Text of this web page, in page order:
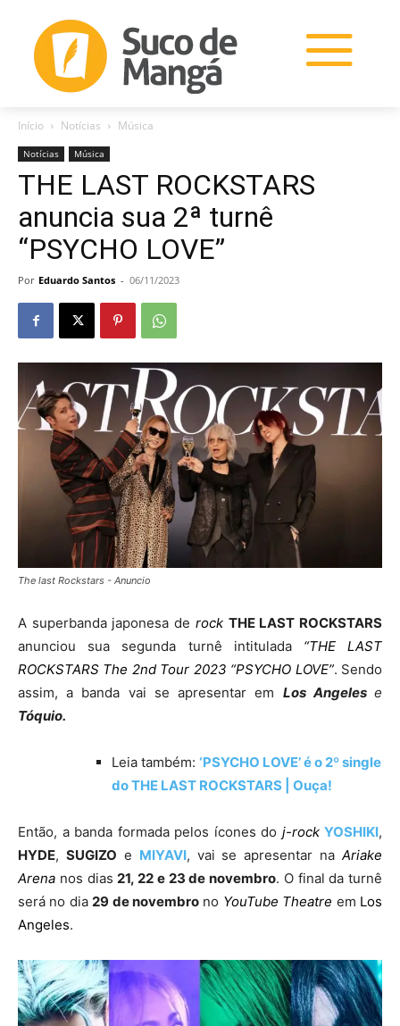
Início Notícias Música
Notícias Música
THE LAST ROCKSTARS
anuncia sua 2ª turnê
“PSYCHO LOVE”
Por Eduardo Santos - 06/11/2023
The last Rockstars - Anuncio
A superbanda japonesa de rock THE LAST ROCKSTARS
anunciou sua segunda turnê intitulada “THE LAST
ROCKSTARS The 2nd Tour 2023 “PSYCHO LOVE”. Sendo
assim, a banda vai se apresentar em Los Angelese
Tóquio.
Leia também: ‘PSYCHO LOVE’ é o 2º single
do THE LAST ROCKSTARS | Ouça!
Então, a banda formada pelos ícones do j-rock YOSHIKI,
HYDE, SUGIZO e MIYAVI, vai se apresentar na Ariake
Arena nos dias 21, 22 e 23 de novembro. O final da turnê
será no dia 29 de novembro no YouTube Theatre em Los
Angeles.